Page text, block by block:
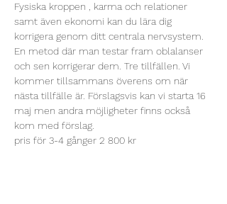
Fysiska kroppen , karma och relationer
samt även ekonomi kan du lära dig
korrigera genom ditt centrala nervsystem.
En metod där man testar fram oblalanser
och sen korrigerar dem. Tre tillfällen. Vi
kommer tillsammans överens om när
nästa tillfälle är. Förslagsvis kan vi starta 16
maj men andra möjligheter finns också
kom med förslag.
pris för 3-4 gånger 2 800 kr